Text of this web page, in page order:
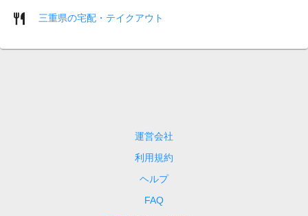
三重県の宅配・テイクアウト
運営会社
利用規約
ヘルプ
FAQ